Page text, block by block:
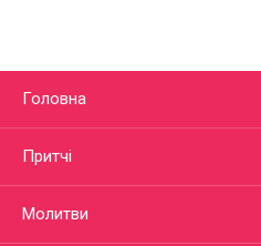
Головна
Притчі
Молитви